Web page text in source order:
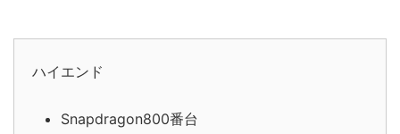
ハイエンド
Snapdragon800番台